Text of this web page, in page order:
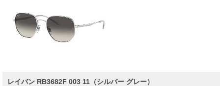
レイバン RB3682F 003 11（シルバー グレー）